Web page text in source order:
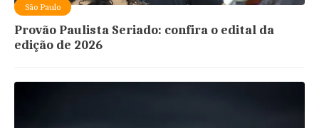
São Paulo
Provão Paulista Seriado: confira o edital da
edição de 2026